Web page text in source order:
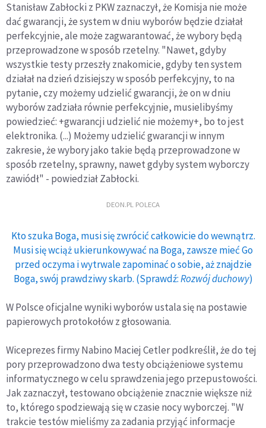
Stanisław Zabłocki z PKW zaznaczył, że Komisja nie może
dać gwarancji, że system w dniu wyborów będzie działał
perfekcyjnie, ale może zagwarantować, że wybory będą
przeprowadzone w sposób rzetelny. "Nawet, gdyby
wszystkie testy przeszły znakomicie, gdyby ten system
działał na dzień dzisiejszy w sposób perfekcyjny, to na
pytanie, czy możemy udzielić gwarancji, że on w dniu
wyborów zadziała równie perfekcyjnie, musielibyśmy
powiedzieć: +gwarancji udzielić nie możemy+, bo to jest
elektronika. (...) Możemy udzielić gwarancji w innym
zakresie, że wybory jako takie będą przeprowadzone w
sposób rzetelny, sprawny, nawet gdyby system wyborczy
zawiódł" - powiedział Zabłocki.
DEON.PL POLECA
Kto szuka Boga, musi się zwrócić całkowicie do wewnątrz.
Musi się wciąż ukierunkowywać na Boga, zawsze mieć Go
przed oczyma i wytrwale zapominać o sobie, aż znajdzie
Boga, swój prawdziwy skarb. (Sprawdź:Rozwój duchowy)
W Polsce oficjalne wyniki wyborów ustala się na postawie
papierowych protokołów z głosowania.
Wiceprezes firmy Nabino Maciej Cetler podkreślił, że do tej
pory przeprowadzono dwa testy obciążeniowe systemu
informatycznego w celu sprawdzenia jego przepustowości.
Jak zaznaczył, testowano obciążenie znacznie większe niż
to, którego spodziewają się w czasie nocy wyborczej. "W
trakcie testów mieliśmy za zadania przyjąć informacje